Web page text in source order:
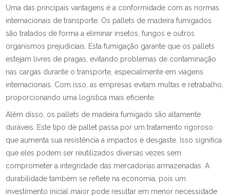
Uma das principais vantagens é a conformidade com as normas
internacionais de transporte. Os pallets de madeira fumigados
são tratados de forma a eliminar insetos, fungos e outros
organismos prejudiciais. Esta fumigação garante que os pallets
estejam livres de pragas, evitando problemas de contaminação
nas cargas durante o transporte, especialmente em viagens
internacionais. Com isso, as empresas evitam multas e retrabalho,
proporcionando uma logística mais eficiente.
Além disso, os pallets de madeira fumigado são altamente
duráveis. Este tipo de pallet passa por um tratamento rigoroso
que aumenta sua resistência a impactos e desgaste. Isso significa
que eles podem ser reutilizados diversas vezes sem
comprometer a integridade das mercadorias armazenadas. A
durabilidade também se reflete na economia, pois um
investimento inicial maior pode resultar em menor necessidade